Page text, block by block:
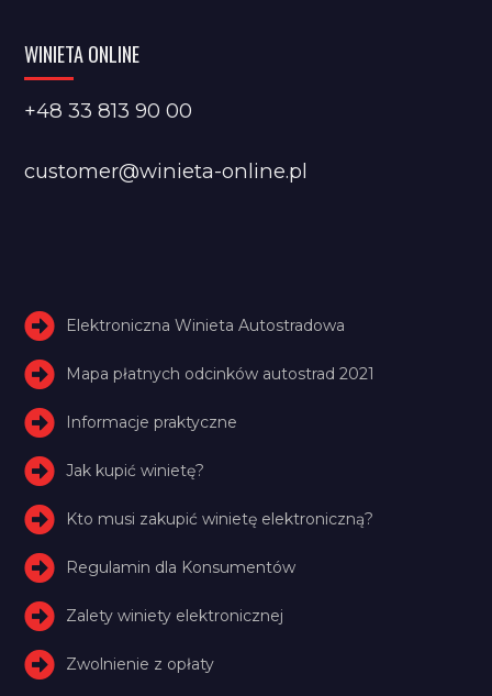
WINIETA ONLINE
+48 33 813 90 00
customer@winieta-online.pl
Elektroniczna Winieta Autostradowa
Mapa płatnych odcinków autostrad 2021
Informacje praktyczne
Jak kupić winietę?
Kto musi zakupić winietę elektroniczną?
Regulamin dla Konsumentów
Zalety winiety elektronicznej
Zwolnienie z opłaty